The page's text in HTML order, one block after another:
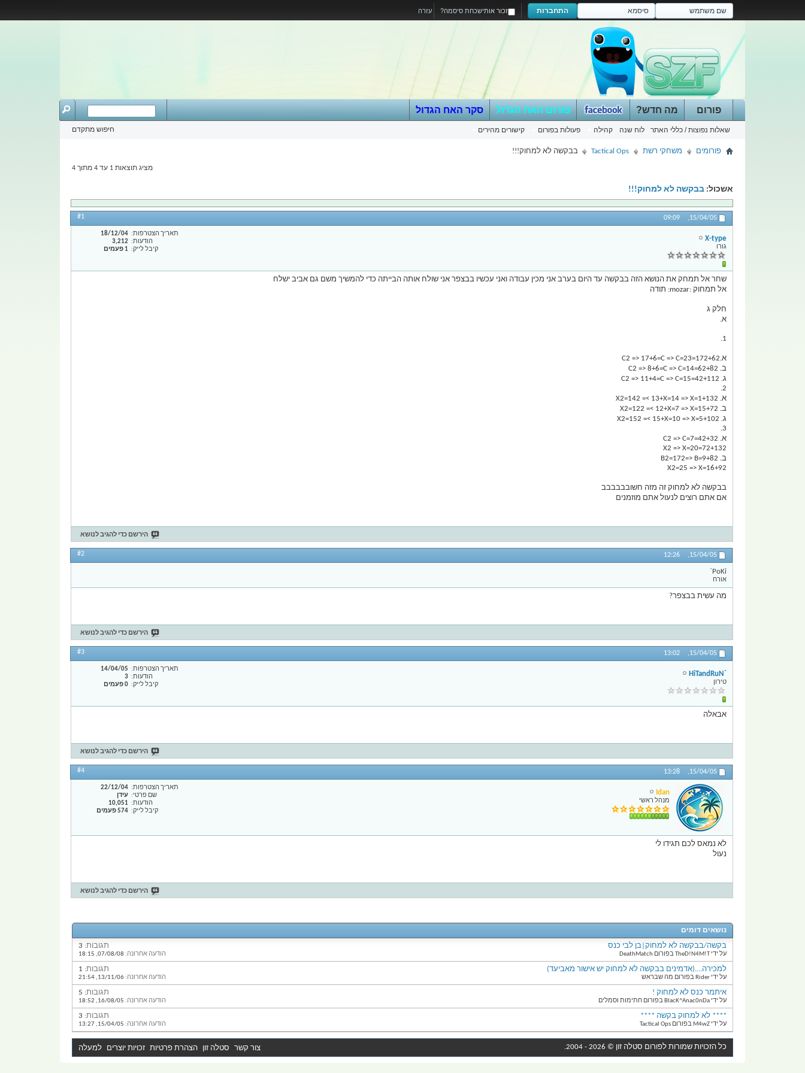
עזרה התחברות זכור אותישכחת סיסמה?
פורום
שאלות נפוצות / כללי האתר לוח שנה קהילה פעולות בפורום קישורים מהירים
מה חדש? פורום האח הגדול סקר האח הגדול
חיפוש מתקדם
פורומים משחקי רשת Tactical Ops בבקשה לא למחוק!!!
מציג תוצאות 1 עד 4 מתוך 4
אשכול: בבקשה לא למחוק!!!
15/04/05,
09:09
#1
X-type
גורו
תאריך הצטרפות
18/12/04
הודעות
3,212
קיבל לייק
1 פעמים
שחר אל תמחק את הנושא הזה בבקשה עד היום בערב אני מכין עבודה ואני עכשיו בבצפר אני שולח אותה הבייתה כדי להמשיך משם גם אביב ישלח
אל תמחוק :mozar: תודה
חלק ג
א.
1.
א.172+62=C2 => 17+6=C => C=23
ב. 62+82=C2 => 8+6=C => C=14
ג. 42+112=C2 => 11+4=C => C=15
2.
א. 132+X2=142 =< 13+X=14 => X=1
ב. 72+X2=122 =< 12+X=7 => X=15
ג. 102+X2=152 =< 15+X=10 => X=5
3.
א. 42+32=C2 => C=7
72+132=X2 => X=20
ב. 82+B2=172=> B=9
92+X2=25 => X=16
בבקשה לא למחוק זה מזה חשובבבבבב
אם אתם רוצים לנעול אתם מוזמנים
הירשם כדי להגיב לנושא
15/04/05,
12:26
#2
PoKi`
אורח
מה עשית בבצפר?
הירשם כדי להגיב לנושא
15/04/05,
13:02
#3
`HiTandRuN
טירון
תאריך הצטרפות
14/04/05
הודעות
3
קיבל לייק
0 פעמים
אבאלה
הירשם כדי להגיב לנושא
15/04/05,
13:28
#4
Idan
מנהל ראשי
תאריך הצטרפות
22/12/04
שם פרטי
עידן
הודעות
10,051
קיבל לייק
574 פעמים
לא נמאס לכם תגידו לי
נעול
הירשם כדי להגיב לנושא
נושאים דומים
בקשה/בבקשה לא למחוק|בן לבי כנס
על ידי TheD!N4M!T בפורום DeathMatch
תגובות:
הודעה אחרונה: 18:15
למכירה....(אדמינים בבקשה לא למחוק יש אישור מאביעד)
על ידי Rider בפורום מה שבראש
תגובות:
הודעה אחרונה: 21:54
איתמר כנס לא למחוק !
על ידי BlacK^Anac0nDa בפורום חתימות וסמלים
תגובות:
הודעה אחרונה: 18:52
**** לא למחוק בקשה ****
על ידי M4wZ בפורום Tactical Ops
תגובות:
הודעה אחרונה: 13:27
כל הזכויות שמורות לפורום סטלה זון © 2026 - 2004. צור קשר סטלה זון הצהרת פרטיות זכויות יוצרים למעלה